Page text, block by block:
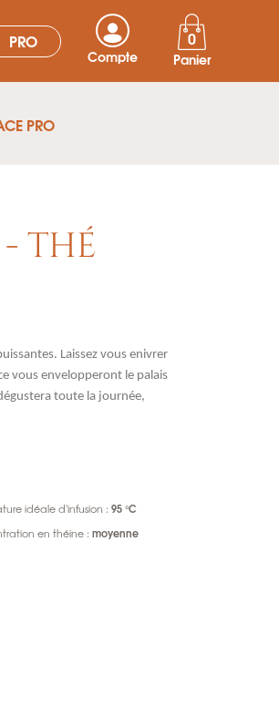
PRO
Compte Panier
0
PRO
THÉ
Laissez vous enivrer
vous envelopperont le palais
toute la journée,
idéale d'infusion : 95 °C
en théine : moyenne